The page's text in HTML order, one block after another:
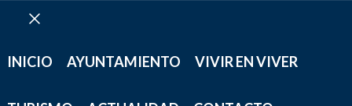
INICIO
AYUNTAMIENTO VIVIR EN VIVER